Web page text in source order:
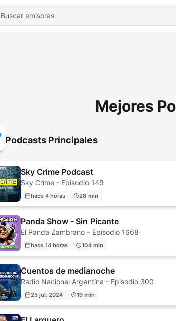
Mejores
Podcasts Principales
Sky Crime Podcast
Sky Crime - Episodio 149
hace 4 horas 28 min
Panda Show - Sin Picante
El Panda Zambrano - Episodio 1668
hace 14 horas 104 min
Cuentos de medianoche
Radio Nacional Argentina - Episodio 300
25 jul. 2024 19 min